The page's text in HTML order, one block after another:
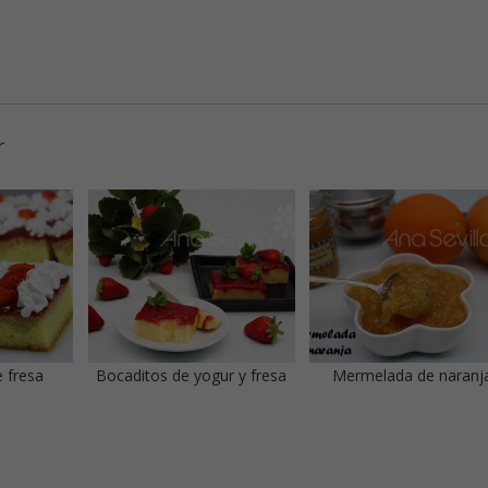
fresa Bocaditos de yogur y fresa Mermelada de